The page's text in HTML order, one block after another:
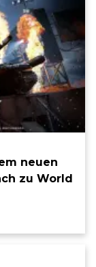
neuen
zu World